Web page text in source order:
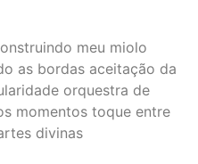
meu miolo
as bordas aceitação da
orquestra de
momentos toque entre
divinas